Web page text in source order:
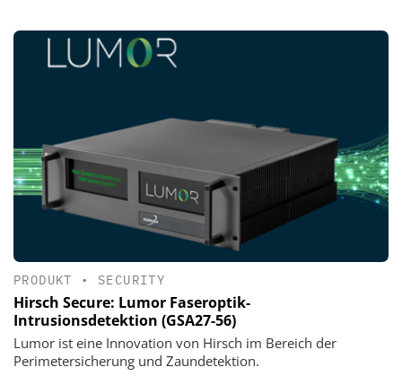
PRODUKT • SECURITY
Hirsch Secure: Lumor Faseroptik-
Intrusionsdetektion (GSA27-56)
Lumor ist eine Innovation von Hirsch im Bereich der
Perimetersicherung und Zaundetektion.